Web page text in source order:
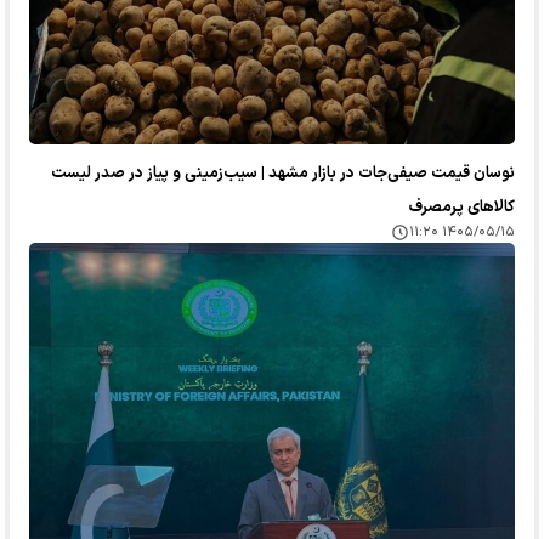
نوسان قیمت صیفی‌جات در بازار مشهد | سیب‌زمینی و پیاز در صدر لیست
کالا‌های پرمصرف
۱۴۰۵/۰۵/۱۵ ۱۱:۲۰